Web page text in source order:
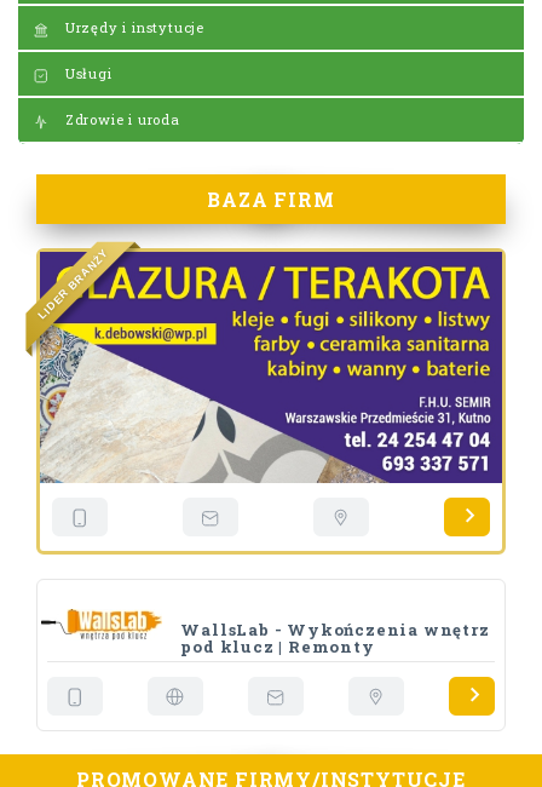
Urzędy i instytucje
Usługi
Zdrowie i uroda
BAZA FIRM
LI
DER
BRANŻ
Y
WallsLab - Wykończenia wnętrz
pod klucz | Remonty
PROMOWANE FIRMY/INSTYTUCJE